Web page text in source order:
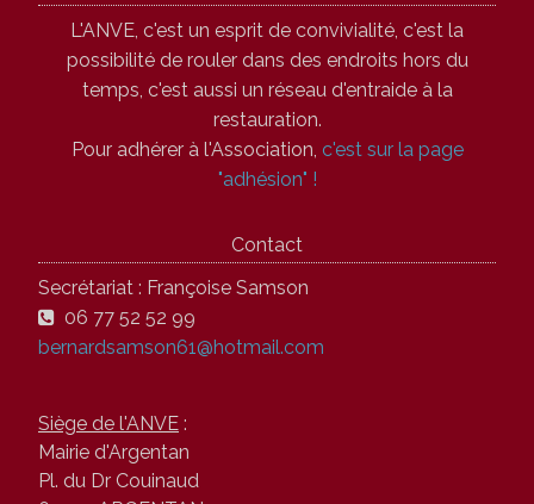
L'ANVE, c'est un esprit de convivialité, c'est la
possibilité de rouler dans des endroits hors du
temps, c'est aussi un réseau d'entraide à la
restauration.
Pour adhérer à l'Association, c'est sur la page
"adhésion" !
Contact
Secrétariat : Françoise Samson
06 77 52 52 99
bernardsamson61@hotmail.com
Siège de l'ANVE :
Mairie d'Argentan
Pl. du Dr Couinaud